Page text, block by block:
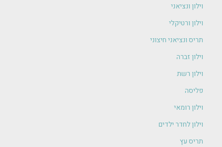
וילון ונציאני
וילון ורטיקלי
תריס ונציאני חיצוני
וילון זברה
וילון רשת
פליסה
וילון רומאי
וילון לחדר ילדים
תריס עץ